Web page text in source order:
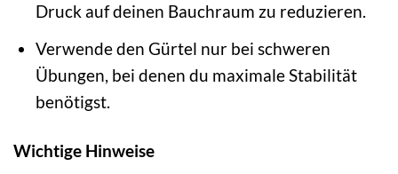
Druck auf deinen Bauchraum zu reduzieren.
Verwende den Gürtel nur bei schweren
Übungen, bei denen du maximale Stabilität
benötigst.
Wichtige Hinweise